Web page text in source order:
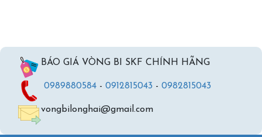
BÁO GIÁ VÒNG BI SKF CHÍNH HÃNG
0989880584 - 0912815043 - 0982815043
vongbilonghai@gmail.com